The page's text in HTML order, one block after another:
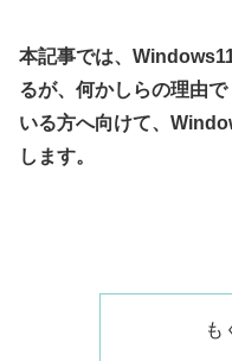
本記事では、
るが、何かしらの理由
いる方へ向けて、
します。
も